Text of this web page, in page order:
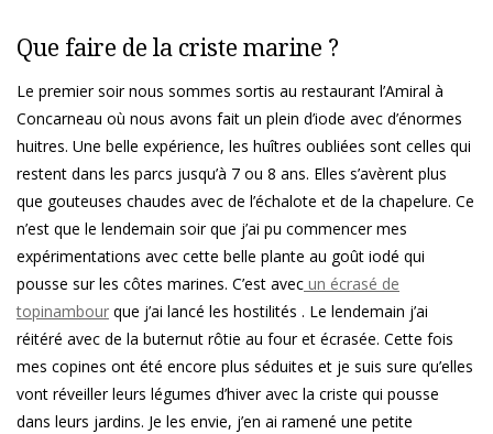
Que faire de la criste marine ?
Le premier soir nous sommes sortis au restaurant l’Amiral à
Concarneau où nous avons fait un plein d’iode avec d’énormes
huitres. Une belle expérience, les huîtres oubliées sont celles qui
restent dans les parcs jusqu’à 7 ou 8 ans. Elles s’avèrent plus
que gouteuses chaudes avec de l’échalote et de la chapelure. Ce
n’est que le lendemain soir que j’ai pu commencer mes
expérimentations avec cette belle plante au goût iodé qui
pousse sur les côtes marines. C’est avec un écrasé de
topinambour que j’ai lancé les hostilités . Le lendemain j’ai
réitéré avec de la buternut rôtie au four et écrasée. Cette fois
mes copines ont été encore plus séduites et je suis sure qu’elles
vont réveiller leurs légumes d’hiver avec la criste qui pousse
dans leurs jardins. Je les envie, j’en ai ramené une petite